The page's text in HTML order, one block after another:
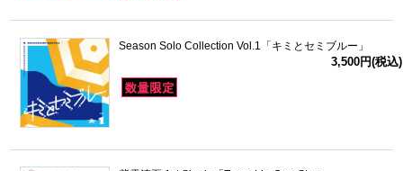
Season Solo Collection Vol.1「キミとセミブルー」
3,500円(税込)